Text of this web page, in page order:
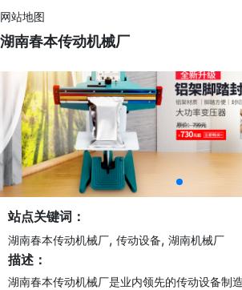
网站地图
湖南春本传动机械厂
站点关键词：
湖南春本传动机械厂, 传动设备, 湖南机械厂
描述：
湖南春本传动机械厂是业内领先的传动设备制